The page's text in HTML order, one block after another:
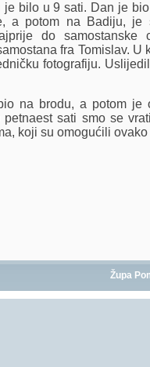
bilo u 9 sati. Dan je
a potom na Badiju, je
do
fra Tomislav. U
fotografiju.
na brodu, a potom je
sati smo se
koji su omogućili
Župa